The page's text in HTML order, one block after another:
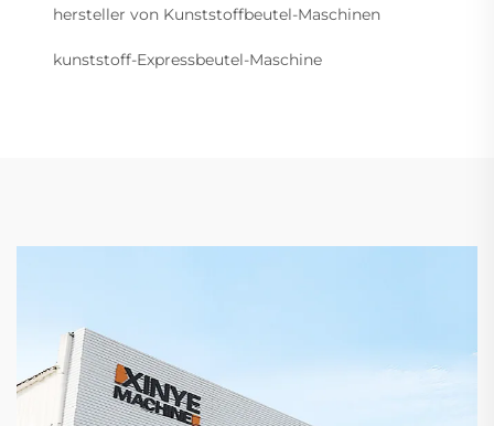
hersteller von Kunststoffbeutel-Maschinen
kunststoff-Expressbeutel-Maschine